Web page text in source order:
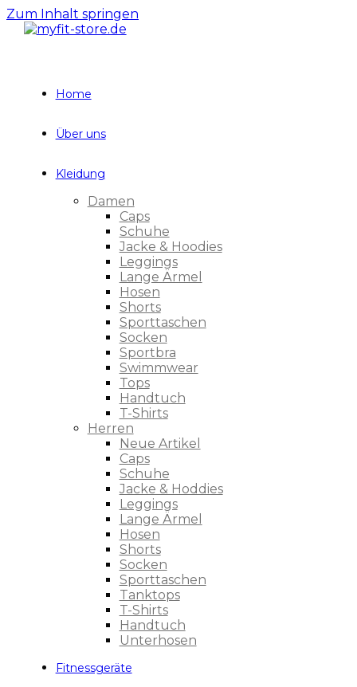
Zum Inhalt springen
Home
Über uns
Kleidung
Damen
Caps
Schuhe
Jacke & Hoodies
Leggings
Lange Ärmel
Hosen
Shorts
Sporttaschen
Socken
Sportbra
Swimmwear
Tops
Handtuch
T-Shirts
Herren
Neue Artikel
Caps
Schuhe
Jacke & Hoddies
Leggings
Lange Ärmel
Hosen
Shorts
Socken
Sporttaschen
Tanktops
T-Shirts
Handtuch
Unterhosen
Fitnessgeräte